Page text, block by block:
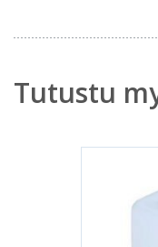
Tutustu